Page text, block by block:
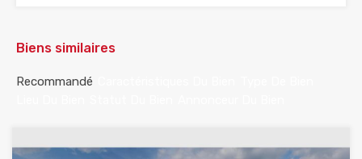
Biens similaires
Recommandé